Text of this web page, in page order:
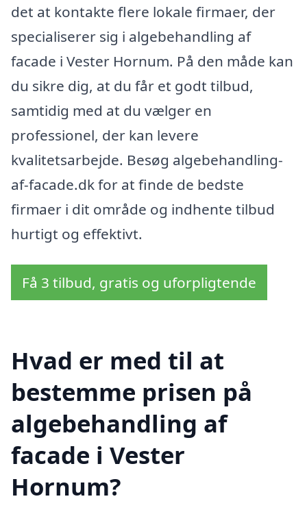
det at kontakte flere lokale firmaer, der
specialiserer sig i algebehandling af
facade i Vester Hornum. På den måde kan
du sikre dig, at du får et godt tilbud,
samtidig med at du vælger en
professionel, der kan levere
kvalitetsarbejde. Besøg algebehandling-
af-facade.dk for at finde de bedste
firmaer i dit område og indhente tilbud
hurtigt og effektivt.
Få 3 tilbud, gratis og uforpligtende
Hvad er med til at
bestemme prisen på
algebehandling af
facade i Vester
Hornum?